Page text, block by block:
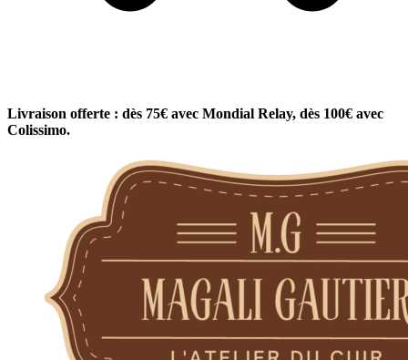
Livraison offerte : dès 75€ avec Mondial Relay, dès 100€ avec
Colissimo.